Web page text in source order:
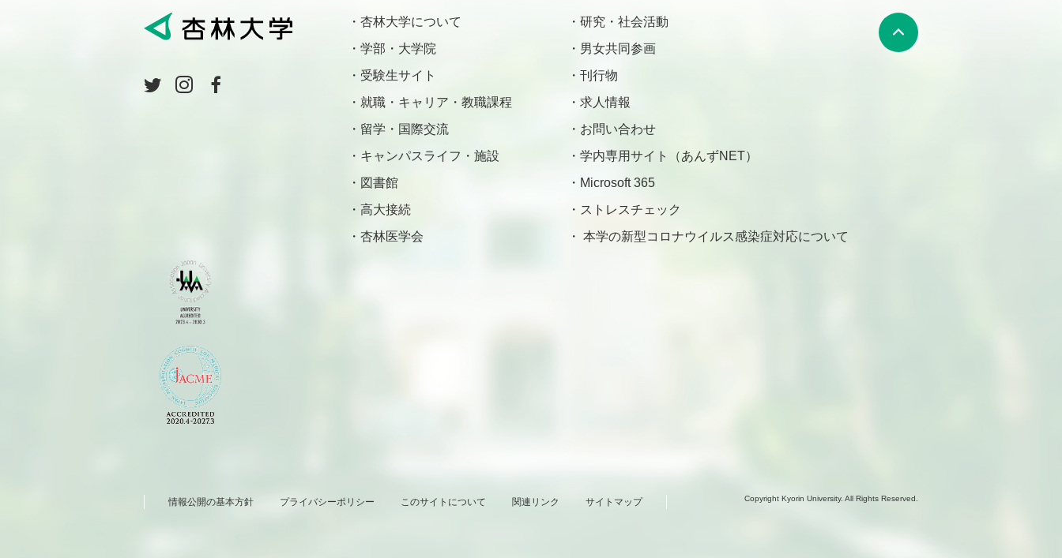
杏林大学について
学部・大学院
受験生サイト
就職・キャリア・教職課程
留学・国際交流
キャンパスライフ・施設
図書館
高大接続
杏林医学会
研究・社会活動
男女共同参画
刊行物
求人情報
お問い合わせ
学内専用サイト（あんずNET）
Microsoft 365
ストレスチェック
本学の新型コロナウイルス感染症対応について
情報公開の基本方針 プライバシーポリシー このサイトについて 関連リンク サイトマップ Copyright Kyorin University. All Rights Reserved.